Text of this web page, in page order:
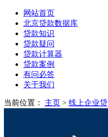
网站首页
北京贷款数据库
贷款知识
贷款疑问
贷款计算器
贷款案例
有问必答
关于我们
当前位置： 主页 > 线上企业贷